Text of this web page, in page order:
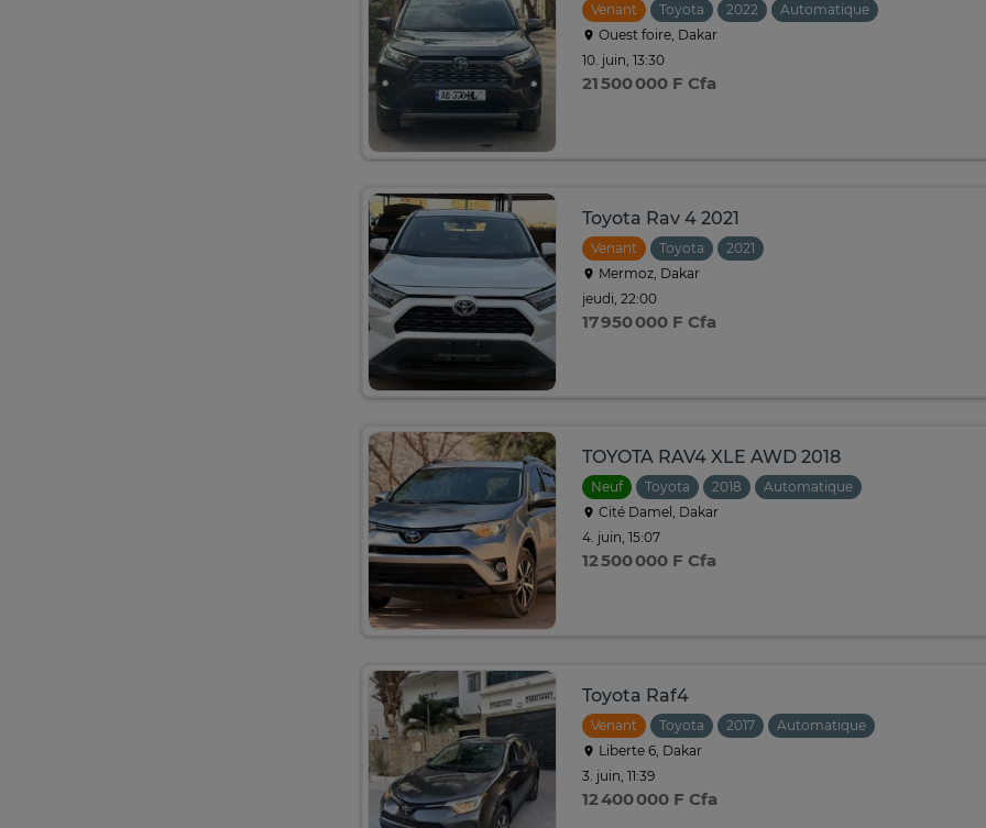
Venant Toyota 2022
Automatique
Ouest foire, Dakar
10. juin, 13:30
21 500 000 F Cfa
Toyota Rav 4 2021
Venant Toyota
2021
Mermoz, Dakar
jeudi, 22:00
17 950 000 F Cfa
TOYOTA RAV4 XLE AWD 2018
Neuf Toyota 2018
Automatique
Cité Damel, Dakar
4. juin, 15:07
12 500 000 F Cfa
Toyota Raf4
Venant Toyota 2017
Automatique
Liberte 6, Dakar
3. juin, 11:39
12 400 000 F Cfa